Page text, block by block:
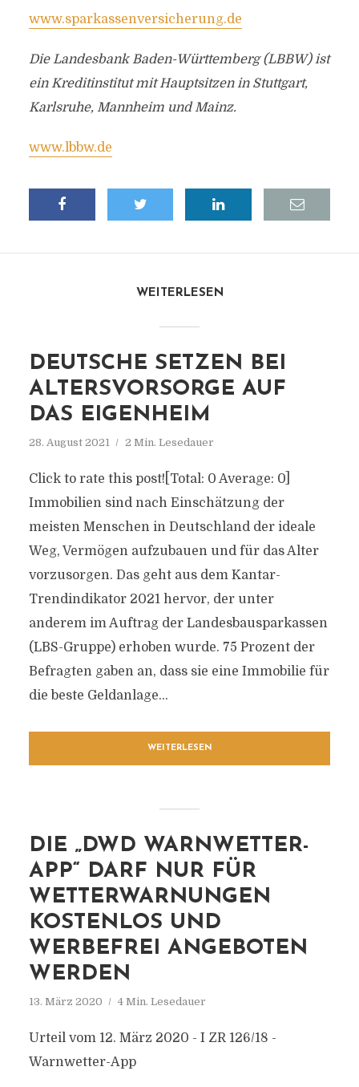
www.sparkassenversicherung.de
Die Landesbank Baden-Württemberg (LBBW) ist
ein Kreditinstitut mit Hauptsitzen in Stuttgart,
Karlsruhe, Mannheim und Mainz.
www.lbbw.de
WEITERLESEN
DEUTSCHE SETZEN BEI
ALTERSVORSORGE AUF
DAS EIGENHEIM
28. August 2021 2 Min. Lesedauer
Click to rate this post![Total: 0 Average: 0]
Immobilien sind nach Einschätzung der
meisten Menschen in Deutschland der ideale
Weg, Vermögen aufzubauen und für das Alter
vorzusorgen. Das geht aus dem Kantar-
Trendindikator 2021 hervor, der unter
anderem im Auftrag der Landesbausparkassen
(LBS-Gruppe) erhoben wurde. 75 Prozent der
Befragten gaben an, dass sie eine Immobilie für
die beste Geldanlage...
WEITERLESEN
DIE „DWD WARNWETTER-
APP“ DARF NUR FÜR
WETTERWARNUNGEN
KOSTENLOS UND
WERBEFREI ANGEBOTEN
WERDEN
13. März 2020 4 Min. Lesedauer
Urteil vom 12. März 2020 - I ZR 126/18 -
Warnwetter-App